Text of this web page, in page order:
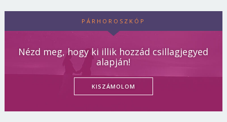
PÁRHOROSZKÓP
Nézd meg, hogy ki illik hozzád csillagjegyed
alapján!
KISZÁMOLOM